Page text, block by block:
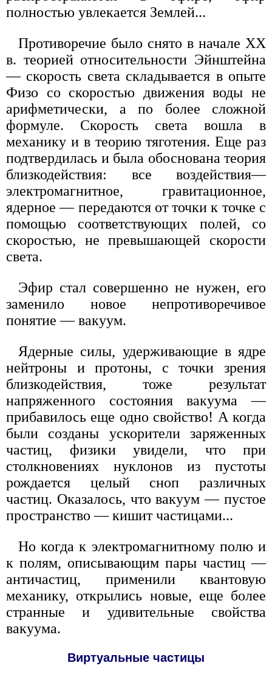
полностью увлекается Землей...
Противоречие было снято в начале XX
в. теорией относительности Эйнштейна
— скорость света складывается в опыте
Физо со скоростью движения воды не
арифметически, а по более сложной
формуле. Скорость света вошла в
механику и в теорию тяготения. Еще раз
подтвердилась и была обоснована теория
близкодействия: все воздействия—
электромагнитное, гравитационное,
ядерное — передаются от точки к точке с
помощью соответствующих полей, со
скоростью, не превышающей скорости
света.
Эфир стал совершенно не нужен, его
заменило новое непротиворечивое
понятие — вакуум.
Ядерные силы, удерживающие в ядре
нейтроны и протоны, с точки зрения
близкодействия, тоже результат
напряженного состояния вакуума —
прибавилось еще одно свойство! А когда
были созданы ускорители заряженных
частиц, физики увидели, что при
столкновениях нуклонов из пустоты
рождается целый сноп различных
частиц. Оказалось, что вакуум — пустое
пространство — кишит частицами...
Но когда к электромагнитному полю и
к полям, описывающим пары частиц —
античастиц, применили квантовую
механику, открылись новые, еще более
странные и удивительные свойства
вакуума.
Виртуальные частицы